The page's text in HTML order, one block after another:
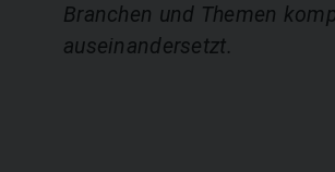
Branchen und Themen
auseinandersetzt.